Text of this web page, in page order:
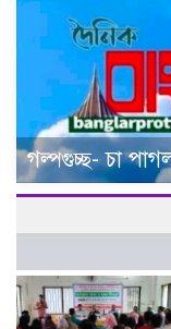
গল্পগুচ্ছ- চা